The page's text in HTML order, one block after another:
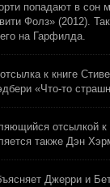
попадают в сон
Фолз» (2012).
на Гарфилда.
к книге
«Что-то
отсылкой к
также Дэн
Джерри и